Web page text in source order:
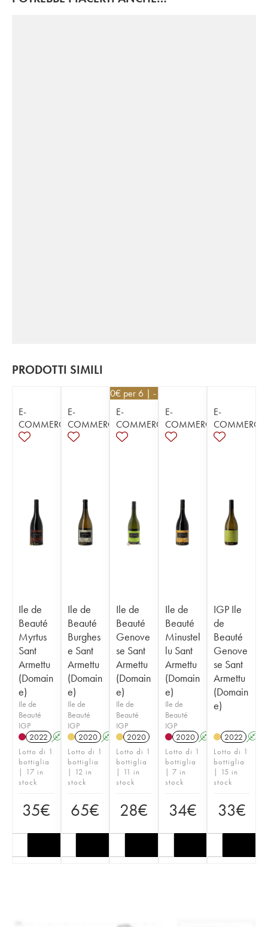
PRODOTTI SIMILI
E-
COMMERCE
Ile de
Beauté
Myrtus
Sant
Armettu
(Domain
e)
Ile de
Beauté
IGP
2022 A
Lotto di 1
bottiglia
| 17 in
stock
35€
E-
COMMERCE
Ile de
Beauté
Burghes
e Sant
Armettu
(Domain
e)
Ile de
Beauté
IGP
2020 A
Lotto di 1
bottiglia
| 12 in
stock
65€
25,20€ per 6 | - 10%
E-
COMMERCE
Ile de
Beauté
Genove
se Sant
Armettu
(Domain
e)
Ile de
Beauté
IGP
2020
Lotto di 1
bottiglia
| 11 in
stock
28€
E-
COMMERCE
Ile de
Beauté
Minustel
lu Sant
Armettu
(Domain
e)
Ile de
Beauté
IGP
2020 A
Lotto di 1
bottiglia
| 7 in
stock
34€
E-
COMMERCE
IGP Ile
de
Beauté
Genove
se Sant
Armettu
(Domain
e)
2022 A
Lotto di 1
bottiglia
| 15 in
stock
33€